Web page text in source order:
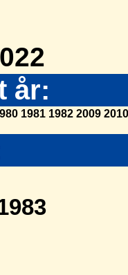
år:
1981 1982 2009 2010